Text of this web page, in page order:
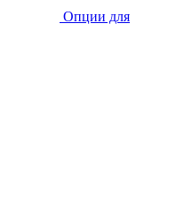
Опции для